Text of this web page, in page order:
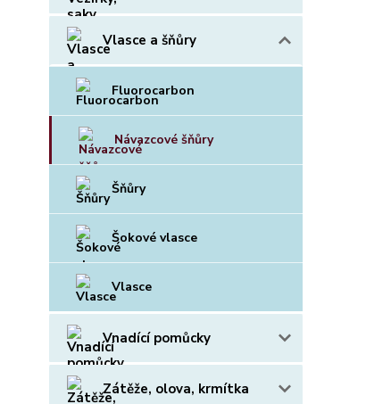
Vlasce a šňůry
Fluorocarbon
Návazcové šňůry
Šňůry
Šokové vlasce
Vlasce
Vnadící pomůcky
Zátěže, olova, krmítka